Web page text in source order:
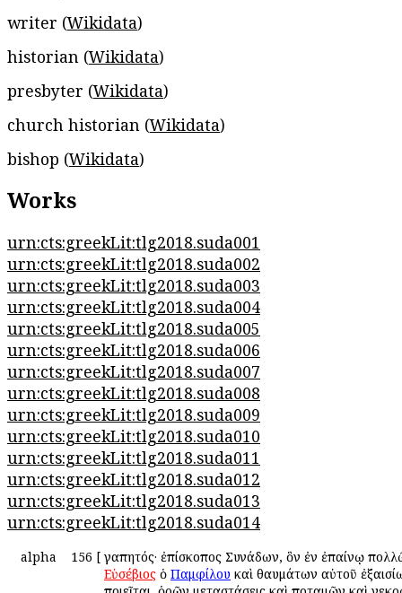
writer (Wikidata)
historian (Wikidata)
presbyter (Wikidata)
church historian (Wikidata)
bishop (Wikidata)
Works
urn:cts:greekLit:tlg2018.suda001
urn:cts:greekLit:tlg2018.suda002
urn:cts:greekLit:tlg2018.suda003
urn:cts:greekLit:tlg2018.suda004
urn:cts:greekLit:tlg2018.suda005
urn:cts:greekLit:tlg2018.suda006
urn:cts:greekLit:tlg2018.suda007
urn:cts:greekLit:tlg2018.suda008
urn:cts:greekLit:tlg2018.suda009
urn:cts:greekLit:tlg2018.suda010
urn:cts:greekLit:tlg2018.suda011
urn:cts:greekLit:tlg2018.suda012
urn:cts:greekLit:tlg2018.suda013
urn:cts:greekLit:tlg2018.suda014
alpha 156 [ Ἀγαπητός· ἐπίσκοπος Συνάδων, ὃν ἐν ἐπαίνῳ
Εὐσέβιος ὁ Παμφίλου καὶ θαυμάτων αὐτοῦ